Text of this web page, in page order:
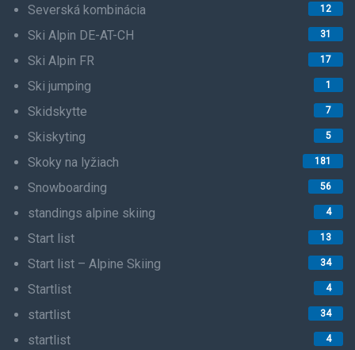
Severská kombinácia 12
Ski Alpin DE-AT-CH 31
Ski Alpin FR 17
Ski jumping 1
Skidskytte 7
Skiskyting 5
Skoky na lyžiach 181
Snowboarding 56
standings alpine skiing 4
Start list 13
Start list – Alpine Skiing 34
Startlist 4
startlist 34
startlist 4